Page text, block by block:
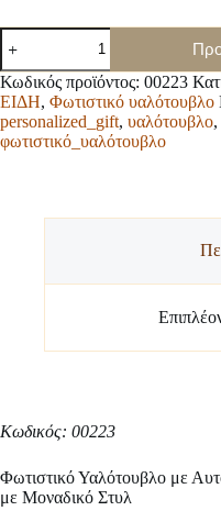
Φωτιστικό
υαλότουβλο
ποσότητα
Κωδικός προϊόντος: 00223
ΕΙΔΗ, Φωτιστικό υαλότουβλο
personalized_gift, υαλότουβλο,
φωτιστικό_υαλότουβλο
Κωδικός: 00223
Φωτιστικό Υαλότουβλο με
με Μοναδικό Στυλ